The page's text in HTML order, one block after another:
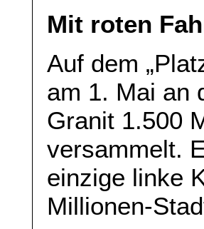
Mit roten
Auf dem
am 1. Mai an
Granit 1.500
versammelt.
einzige linke
Millionen-